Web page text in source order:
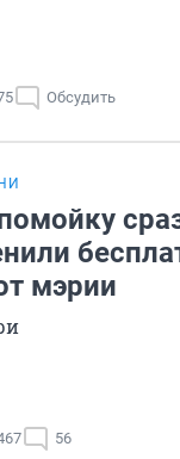
Обсудить
мэрии
56